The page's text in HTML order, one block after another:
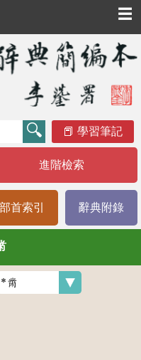
☰
學習筆記
進階檢索
部首索引 辭典附錄